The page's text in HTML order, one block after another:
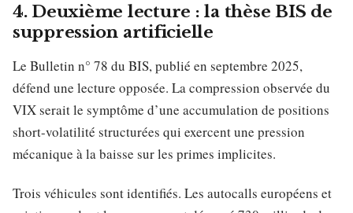
4. Deuxième lecture : la thèse BIS de
suppression artificielle
Le Bulletin n° 78 du BIS, publié en septembre 2025,
défend une lecture opposée. La compression observée du
VIX serait le symptôme d’une accumulation de positions
short-volatilité structurées qui exercent une pression
mécanique à la baisse sur les primes implicites.
Trois véhicules sont identifiés. Les autocalls européens et